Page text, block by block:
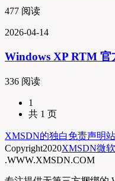
477 阅读
2026-04-14
Windows XP RTM 官
336 阅读
1
共 1 页
XMSDN的独白免责声明
Copyright2020XMSDN微
.WWW.XMSDN.COM